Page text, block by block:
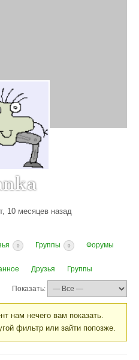
10 месяцев назад
0 Группы 0 Форумы
Друзья Группы
Показать:
нам нечего вам показать.
фильтр или зайти попозже.